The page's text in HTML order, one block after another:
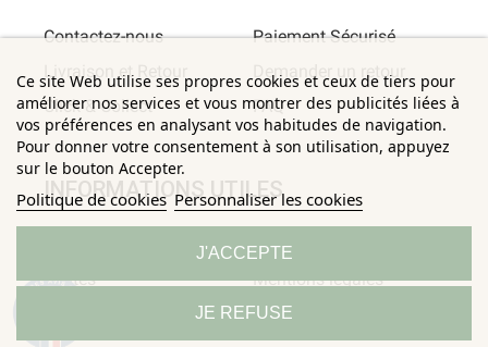
Ce site Web utilise ses propres cookies et ceux de tiers pour
améliorer nos services et vous montrer des publicités liées à
vos préférences en analysant vos habitudes de navigation.
Pour donner votre consentement à son utilisation, appuyez
sur le bouton Accepter.
Politique de cookies Personnaliser les cookies
JE REFUSE
J'ACCEPTE
Contactez-nous
Livraison et Retour
Click & Collect
Paiement Sécurisé
Demander un retour
FAQ
INFORMATIONS UTILES
Conditions Générales de
Ventes
Confidentialité
Mentions légales
Sitemap